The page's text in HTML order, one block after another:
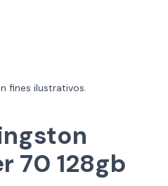
fines ilustrativos.
70 128gb